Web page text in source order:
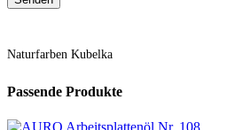
Naturfarben Kubelka
Passende Produkte